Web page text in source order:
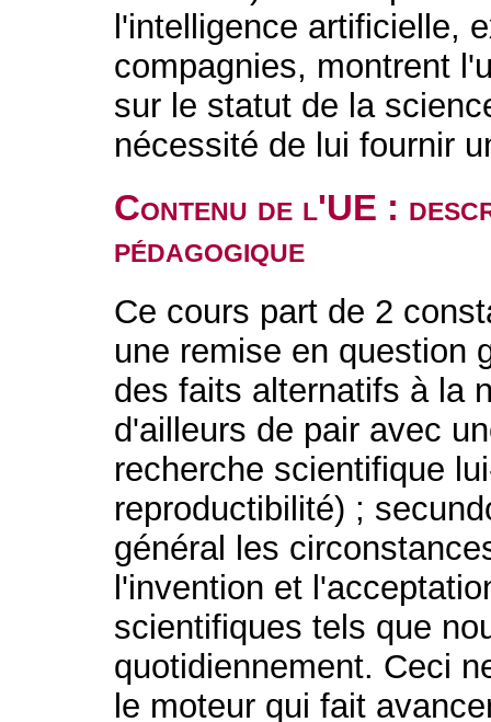
l'intelligence artificielle,
compagnies, montrent
sur le statut de la
nécessité de lui fournir
Contenu de l'UE :
pédagogique
Ce cours part de 2
une remise en question
des faits alternatifs à la
d'ailleurs de pair avec
recherche scientifique
reproductibilité) ;
général les
l'invention et
scientifiques tels que
quotidiennement. Ceci
le moteur qui fait